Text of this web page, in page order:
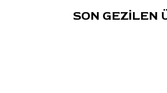
şablonu oluşturmak için
SON GEZİLEN